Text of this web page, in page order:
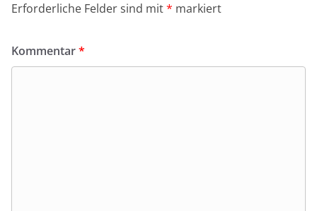
Erforderliche Felder sind mit* markiert
Kommentar*